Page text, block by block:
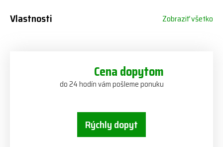
Vlastnosti Zobraziť všetko
Cena dopytom
do 24 hodín vám pošleme ponuku
Rýchly dopyt